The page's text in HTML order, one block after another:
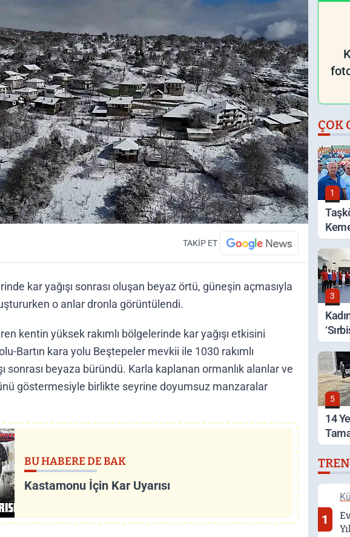
TAKİP ET
kar yağışı sonrası oluşan beyaz örtü, güneşin açmasıyla
o anlar dronla görüntülendi.
kentin yüksek rakımlı bölgelerinde kar yağışı etkisini
Bartın kara yolu Beştepeler mevkii ile 1030 rakımlı
sonrası beyaza büründü. Karla kaplanan ormanlık alanlar ve
göstermesiyle birlikte seyrine doyumsuz manzaralar
BU HABERE DE BAK
Kastamonu İçin Kar Uyarısı
ÇOK
1
3
5
14
1